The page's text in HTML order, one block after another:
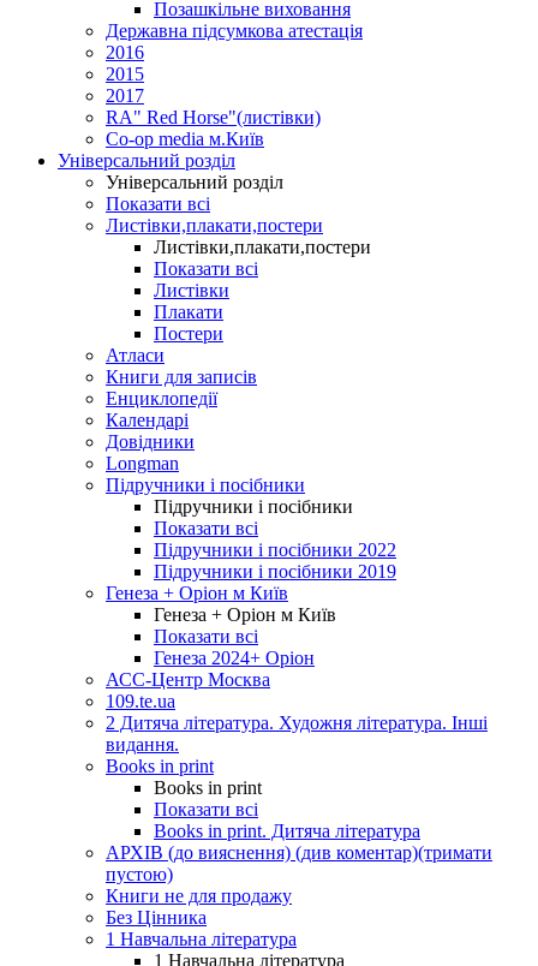
Позашкільне виховання
Державна підсумкова атестація
2016
2015
2017
RA" Red Horse"(листівки)
Co-op media м.Київ
Універсальний розділ
Універсальний розділ
Показати всі
Листівки,плакати,постери
Листівки,плакати,постери
Показати всі
Листівки
Плакати
Постери
Атласи
Книги для записів
Енциклопедії
Календарі
Довідники
Longman
Підручники і посібники
Підручники і посібники
Показати всі
Підручники і посібники 2022
Підручники і посібники 2019
Генеза + Оріон м Київ
Генеза + Оріон м Київ
Показати всі
Генеза 2024+ Оріон
АСС-Центр Москва
109.te.ua
2 Дитяча література. Художня література. Інші
видання.
Books in print
Books in print
Показати всі
Books in print. Дитяча література
АРХІВ (до вияснення) (див коментар)(тримати
пустою)
Книги не для продажу
Без Цінника
1 Навчальна література
1 Навчальна література